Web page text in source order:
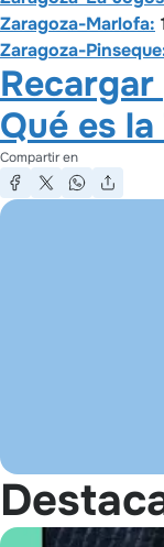
Zaragoza-Marlofa:
Zaragoza-
Qué es
Compartir en